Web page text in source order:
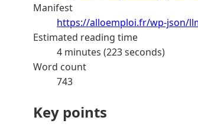
Manifest
https://alloemploi.fr/wp-json/
Estimated reading time
4 minutes (223 seconds)
Word count
743
Key points